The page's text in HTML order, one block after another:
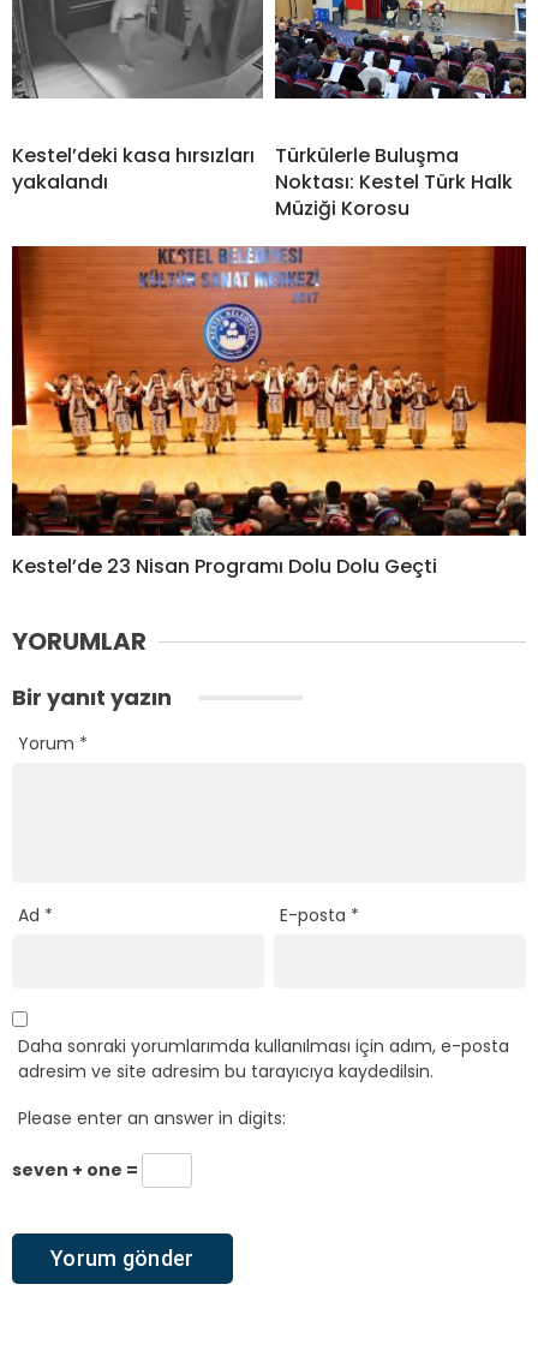
Kestel’deki kasa hırsızları
yakalandı
Türkülerle Buluşma
Noktası: Kestel Türk Halk
Müziği Korosu
Kestel’de 23 Nisan Programı Dolu Dolu Geçti
YORUMLAR
Bir yanıt yazın
Yorum *
Ad * E-posta *
Daha sonraki yorumlarımda kullanılması için adım, e-posta
adresim ve site adresim bu tarayıcıya kaydedilsin.
Please enter an answer in digits:
seven + one =